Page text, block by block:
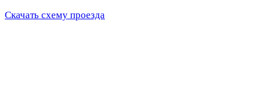
Скачать схему проезда